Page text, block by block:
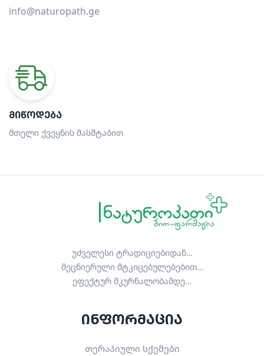
info@naturopath.ge
ᲛᲘᲬᲝᲓᲔᲑᲐ
მთელი ქვეყნის მასშტაბით
უძველესი ტრადიციებიდან…
მეცნიერული მტკიცებულებებით…
ეფექტურ მკურნალობამდე…
ინფორმაცია
თერაპიული სქემები